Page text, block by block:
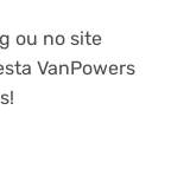
ou no site
VanPowers